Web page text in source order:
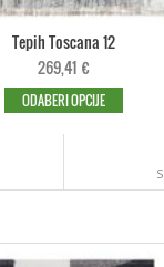
Tepih Toscana 12
269,41 €
ODABERI OPCIJE